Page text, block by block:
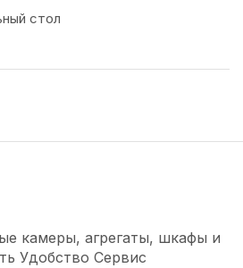
стол
камеры, агрегаты, шкафы и
Удобство Сервис